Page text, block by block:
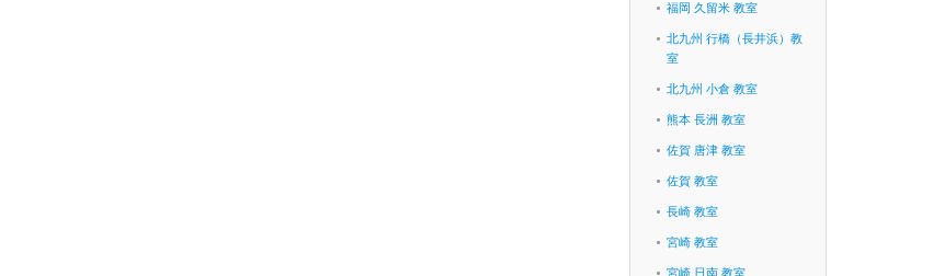
福岡 久留米 教室
北九州 行橋（長井浜）教
室
北九州 小倉 教室
熊本 長洲 教室
佐賀 唐津 教室
佐賀 教室
長崎 教室
宮崎 教室
宮崎 日南 教室